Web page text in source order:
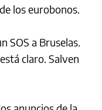
los eurobonos.
SOS a Bruselas.
claro. Salven